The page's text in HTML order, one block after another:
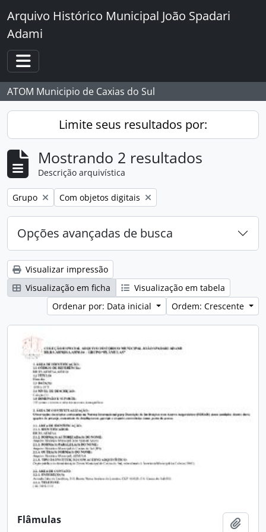
Skip to main content
Arquivo Histórico Municipal João Spadari
Adami
Toggle navigation
ATOM Municipio de Caxias do Sul
Limite seus resultados por:
Mostrando 2 resultados
Descrição arquivística
Remover filtro:
Grupo Remover filtro:
Com objetos digitais
Opções avançadas de busca
Visualizar impressão
Visualização em ficha
Visualização em tabela
Ordenar por: Data inicial
Ordem: Crescente
Flâmulas